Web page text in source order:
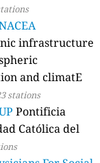
infrastructure
and climatE
stations
Pontificia
Católica del